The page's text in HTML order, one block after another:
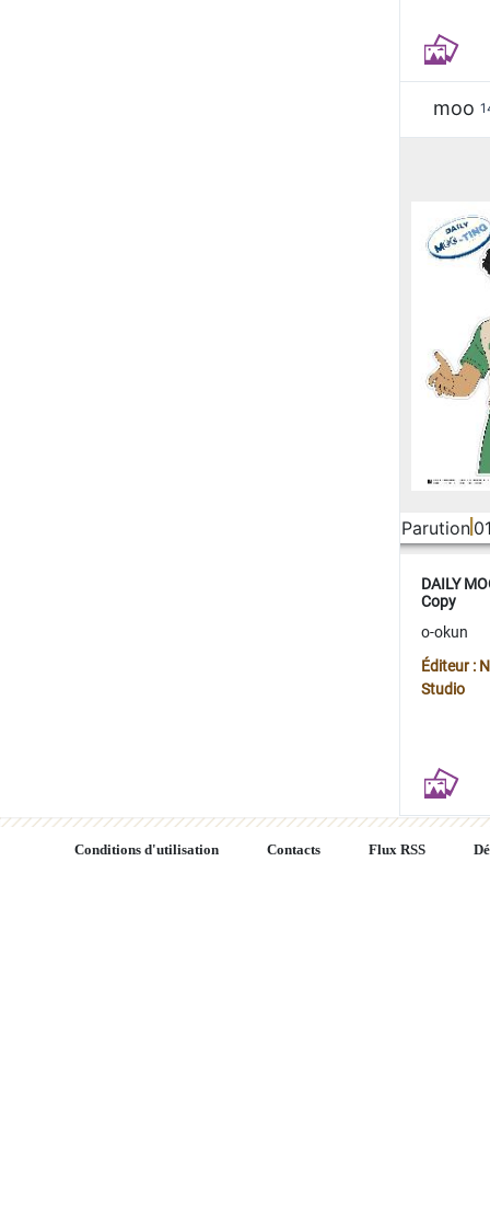
moo
Parution
DAILY
Copy
o-okun
Éditeur :
Studio
Conditions d'utilisation Contacts Flux RSS